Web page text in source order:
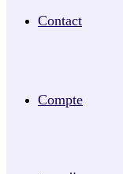
Contact
Compte